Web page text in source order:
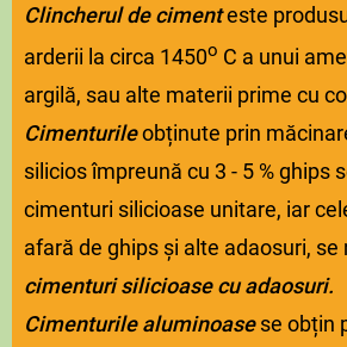
Clincherul de cimenteste
arderii la circa 1450o C a unui
argilă, sau alte materii prime cu
Cimenturileobținute prin
silicios împreună cu 3 - 5 % ghips
cimenturi silicioase unitare, iar
afară de ghips și alte adaosuri, se
cimenturi silicioase cu adaosuri.
Cimenturile aluminoase se obțin